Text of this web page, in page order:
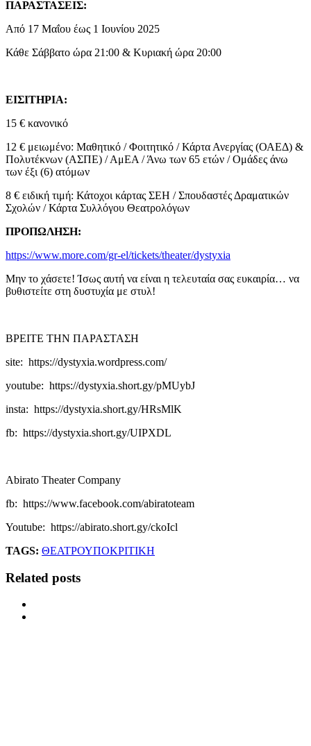
ΠΑΡΑΣΤΑΣΕΙΣ:
Από 17 Μαΐου έως 1 Ιουνίου 2025
Κάθε Σάββατο ώρα 21:00 & Κυριακή ώρα 20:00
ΕΙΣΙΤΗΡΙΑ:
15 € κανονικό
12 € μειωμένο: Μαθητικό / Φοιτητικό / Κάρτα Ανεργίας (ΟΑΕΔ) &
Πολυτέκνων (ΑΣΠΕ) / ΑμΕΑ / Άνω των 65 ετών / Ομάδες άνω
των έξι (6) ατόμων
8 € ειδική τιμή: Κάτοχοι κάρτας ΣΕΗ / Σπουδαστές Δραματικών
Σχολών / Κάρτα Συλλόγου Θεατρολόγων
ΠΡΟΠΩΛΗΣΗ:
https://www.more.com/gr-el/tickets/theater/dystyxia
Μην το χάσετε! Ίσως αυτή να είναι η τελευταία σας ευκαιρία… να
βυθιστείτε στη δυστυχία με στυλ!
ΒΡΕΙΤΕ ΤΗΝ ΠΑΡΑΣΤΑΣΗ
site: https://dystyxia.wordpress.com/
youtube: https://dystyxia.short.gy/pMUybJ
insta: https://dystyxia.short.gy/HRsMlK
fb: https://dystyxia.short.gy/UIPXDL
Abirato Theater Company
fb: https://www.facebook.com/abiratoteam
Youtube: https://abirato.short.gy/ckoIcl
TAGS: ΘΕΑΤΡΟΥΠΟΚΡΙΤΙΚΗ
Related posts